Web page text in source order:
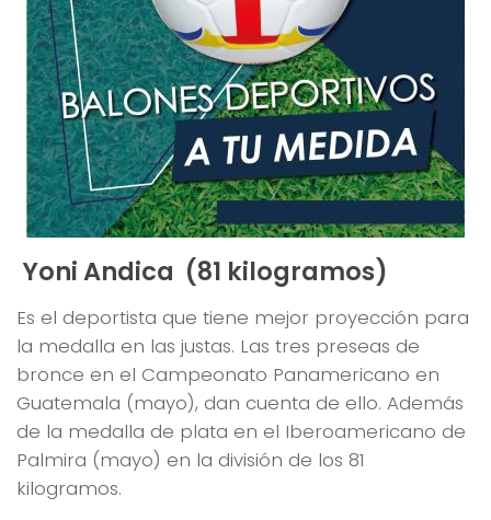
Yoni Andica (81 kilogramos)
Es el deportista que tiene mejor proyección para
la medalla en las justas. Las tres preseas de
bronce en el Campeonato Panamericano en
Guatemala (mayo), dan cuenta de ello. Además
de la medalla de plata en el Iberoamericano de
Palmira (mayo) en la división de los 81
kilogramos.